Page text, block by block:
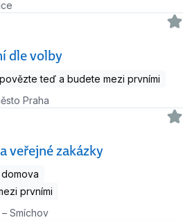
dle volby
teď a budete mezi prvními
Praha
veřejné zakázky
prvními
Smíchov